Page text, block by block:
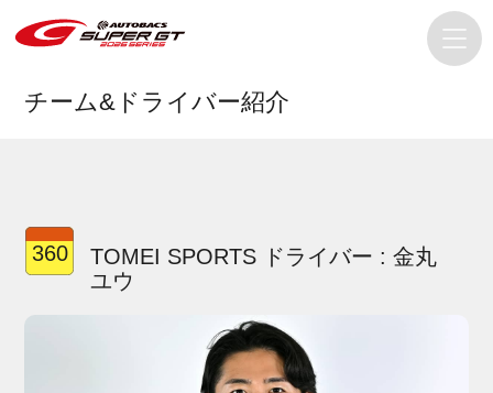
チーム&ドライバー紹介
360
TOMEI SPORTS ドライバー : 金丸
ユウ